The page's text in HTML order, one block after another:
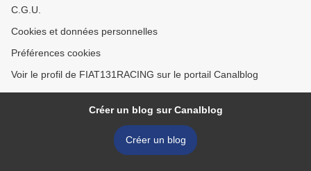
C.G.U.
Cookies et données personnelles
Préférences cookies
Voir le profil de FIAT131RACING sur le portail Canalblog
Créer un blog sur Canalblog
Créer un blog